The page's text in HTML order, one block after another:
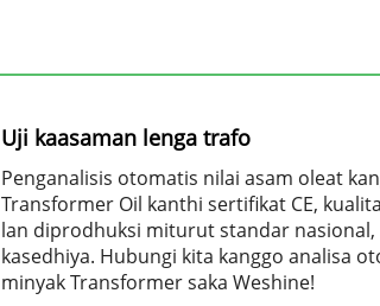
Uji kaasaman lenga trafo
Penganalisis otomatis nilai asam oleat
Transformer Oil kanthi sertifikat CE,
lan diprodhuksi miturut standar nasional,
kasedhiya. Hubungi kita kanggo analisa
minyak Transformer saka Weshine!